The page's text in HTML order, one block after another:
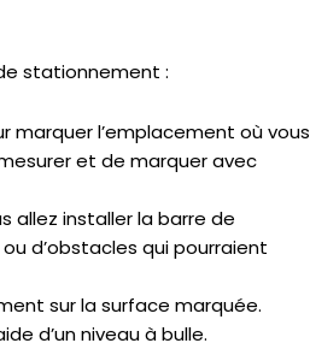
stationnement :
marquer l’emplacement où vous
et de marquer avec
allez installer la barre de
d’obstacles qui pourraient
sur la surface marquée.
d’un niveau à bulle.